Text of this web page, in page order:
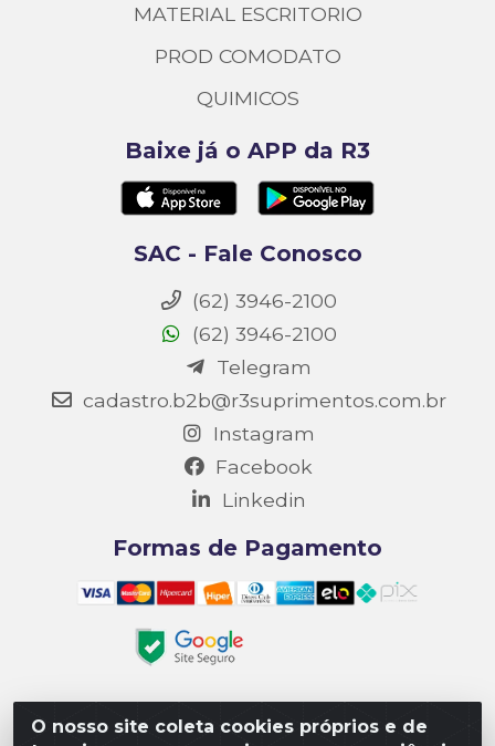
O nosso site coleta cookies próprios e de
MATERIAL ESCRITORIO
PROD COMODATO
QUIMICOS
Baixe já o APP da R3
SAC - Fale Conosco
(62) 3946-2100
(62) 3946-2100
Telegram
cadastro.b2b@r3suprimentos.com.br
Instagram
Facebook
Linkedin
Formas de Pagamento
Matriz R3 Suprimentos - Rua 14, Polo Empresarial Goiás